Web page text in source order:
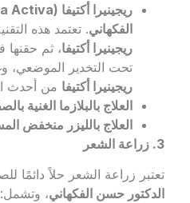
ريجينيرا أكتيفا (Activa
الفكهاني. تعتمد هذه
ريجينيرا أكتيفا، ثم حقنها
تحت التخدير الموضعي،
ريجينيرا أكتيفا من أحدث
العلاج بالبلازما الغنية
العلاج بالليزر منخفض
3. زراعة الشعر
تعتبر زراعة الشعر حلاً دائمًا
الدكتور حسن الفكهاني، وتشمل: